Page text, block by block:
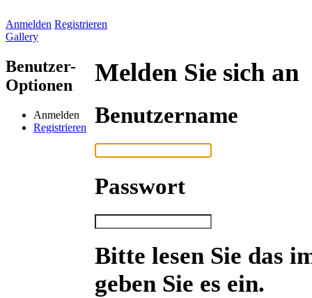
Anmelden Registrieren
Gallery
Benutzer-
Optionen
Anmelden
Registrieren
Melden Sie sich an
Benutzername
Passwort
Bitte lesen Sie das
geben Sie es ein.